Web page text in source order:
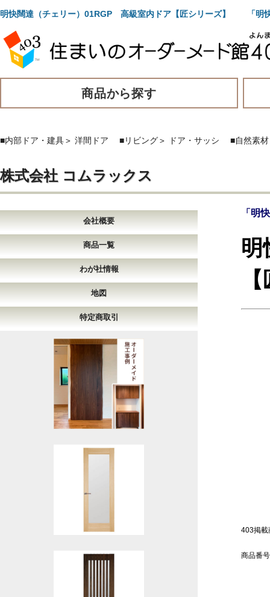
明快闊達（チェリー）01RGP 高級室内ドア【匠シリーズ】 「明快
商品から探す
■内部ドア・建具＞ 洋間ドア ■リビング＞ ドア・サッシ ■自然素材
株式会社 コムラックス
会社概要
商品一覧
わが社情報
地図
特定商取引
「明
明
403掲載
商品番